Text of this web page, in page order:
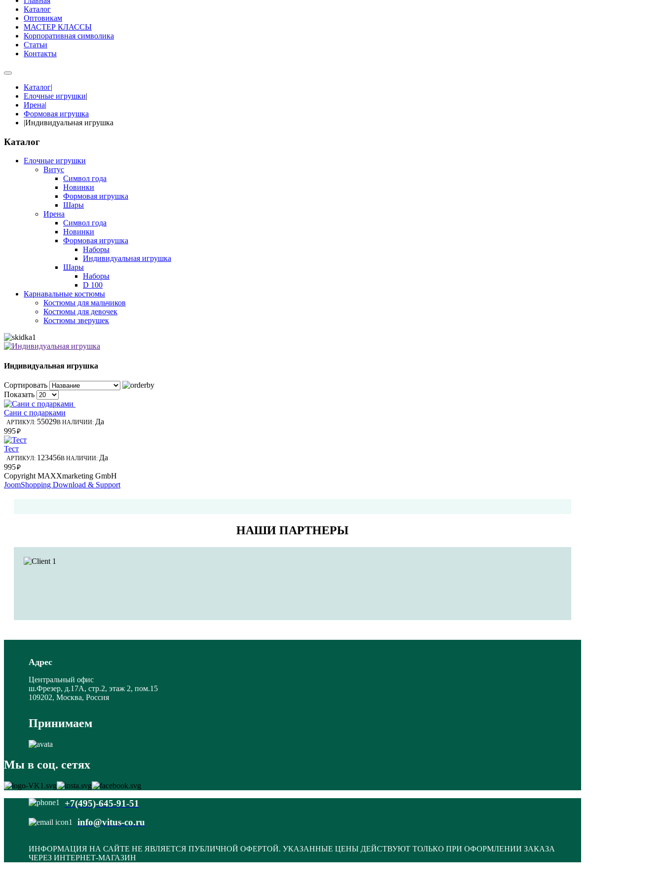
Каталог
Оптовикам
МАСТЕР КЛАССЫ
Корпоративная символика
Статьи
Контакты
Каталог|
Елочные игрушки|
Ирена|
Формовая игрушка
|Индивидуальная игрушка
Каталог
Елочные игрушки
Витус
Символ года
Новинки
Формовая игрушка
Шары
Ирена
Символ года
Новинки
Формовая игрушка
Наборы
Индивидуальная игрушка
Шары
Наборы
D 100
Карнавальные костюмы
Костюмы для мальчиков
Костюмы для девочек
Костюмы зверушек
Индивидуальная игрушка
Сортировать
Показать
Сани с подарками
АРТИКУЛ: 55029В НАЛИЧИИ: Да
995₽
Тест
АРТИКУЛ: 123456В НАЛИЧИИ: Да
995₽
Copyright MAXXmarketing GmbH
JoomShopping Download & Support
НАШИ ПАРТНЕРЫ
Адрес
Центральный офис
ш.Фрезер, д.17А, стр.2, этаж 2, пом.15
109202, Москва, Россия
Принимаем
Мы в соц. сетях
+7(495)-645-91-51
info@vitus-co.ru
ИНФОРМАЦИЯ НА САЙТЕ НЕ ЯВЛЯЕТСЯ ПУБЛИЧНОЙ ОФЕРТОЙ. УКАЗАННЫЕ ЦЕНЫ ДЕЙСТВУЮТ ТОЛЬКО ПРИ ОФОРМЛЕНИИ ЗАКАЗА
ЧЕРЕЗ ИНТЕРНЕТ-МАГАЗИН